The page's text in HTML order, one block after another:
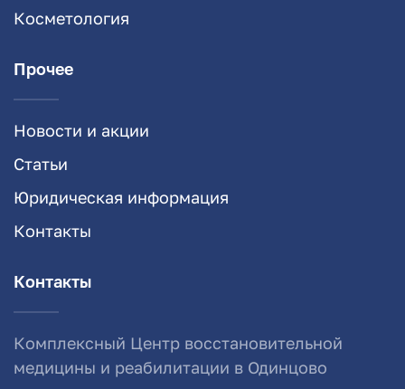
Косметология
Прочее
Новости и акции
Статьи
Юридическая информация
Контакты
Контакты
Комплексный Центр восстановительной
медицины и реабилитации в Одинцово